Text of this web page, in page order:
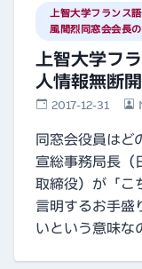
上智大学フランス
風間烈同窓会会長の
上智大学フ
人情報無断
2017-12-31
同窓会役員はど
宣総事務局長（
取締役）が「こ
言明するお手盛
いという意味な